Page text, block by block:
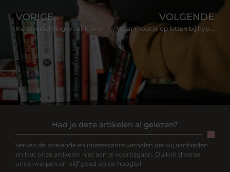
Had je deze artikelen al gelezen?
Verken de boeiende en interessante verhalen die wij aanbieden
en laat onze artikelen niet aan je voorbijgaan. Duik in diverse
onderwerpen en blijf goed op de hoogte!
VORIGE
Kerstverlichting woonkamer
VOLGENDE
Waar moet je op letten bij hypoallergeen kattenvoer?